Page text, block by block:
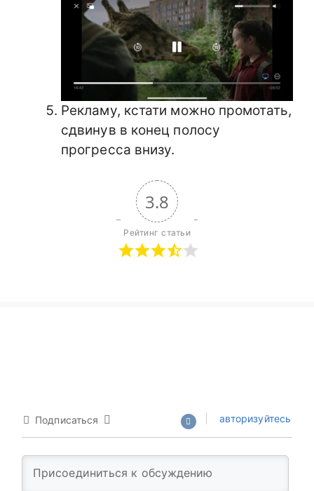
Рекламу, кстати можно промотать,
сдвинув в конец полосу
прогресса внизу.
3.8
Рейтинг статьи
Подписаться авторизуйтесь